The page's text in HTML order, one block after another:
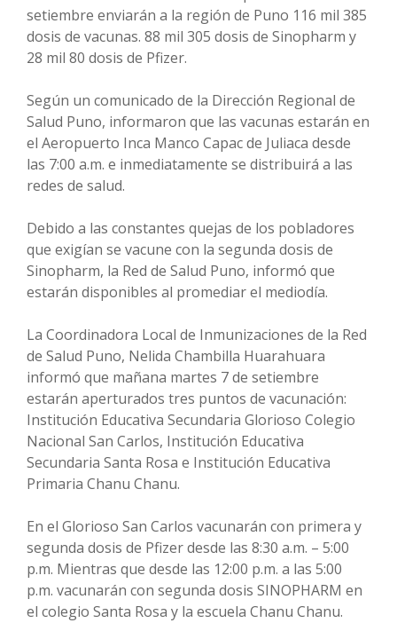
setiembre enviarán a la región de Puno 116 mil 385
dosis de vacunas. 88 mil 305 dosis de Sinopharm y
28 mil 80 dosis de Pfizer.
Según un comunicado de la Dirección Regional de
Salud Puno, informaron que las vacunas estarán en
el Aeropuerto Inca Manco Capac de Juliaca desde
las 7:00 a.m. e inmediatamente se distribuirá a las
redes de salud.
Debido a las constantes quejas de los pobladores
que exigían se vacune con la segunda dosis de
Sinopharm, la Red de Salud Puno, informó que
estarán disponibles al promediar el mediodía.
La Coordinadora Local de Inmunizaciones de la Red
de Salud Puno, Nelida Chambilla Huarahuara
informó que mañana martes 7 de setiembre
estarán aperturados tres puntos de vacunación:
Institución Educativa Secundaria Glorioso Colegio
Nacional San Carlos, Institución Educativa
Secundaria Santa Rosa e Institución Educativa
Primaria Chanu Chanu.
En el Glorioso San Carlos vacunarán con primera y
segunda dosis de Pfizer desde las 8:30 a.m. – 5:00
p.m. Mientras que desde las 12:00 p.m. a las 5:00
p.m. vacunarán con segunda dosis SINOPHARM en
el colegio Santa Rosa y la escuela Chanu Chanu.